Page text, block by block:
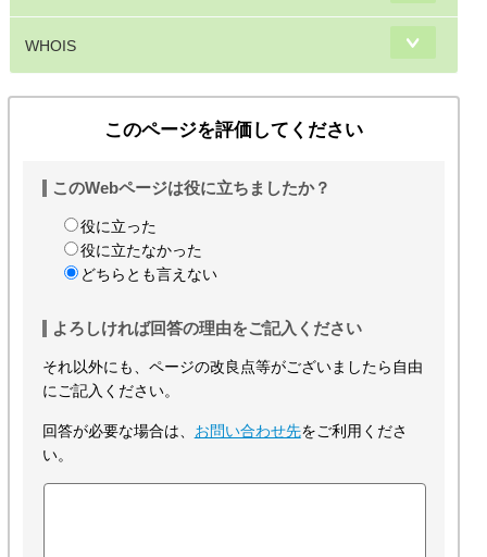
WHOIS
このページを評価してください
このWebページは役に立ちましたか？
役に立った
役に立たなかった
どちらとも言えない
よろしければ回答の理由をご記入ください
それ以外にも、ページの改良点等がございましたら自由
にご記入ください。
回答が必要な場合は、 お問い合わせ先をご利用くださ
い。